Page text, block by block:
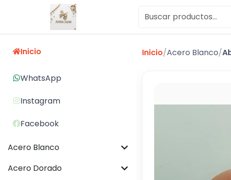
Inicio
WhatsApp
Instagram
Facebook
Acero Blanco
Acero Dorado
Inicio/Acero Blanco/